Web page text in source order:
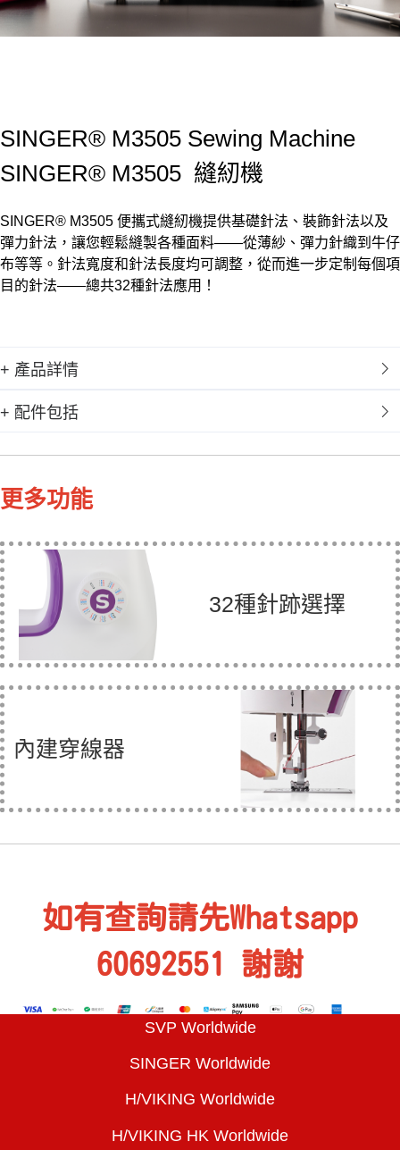
SINGER® M3505 Sewing Machine
SINGER® M3505 縫紉機
SINGER® M3505 便攜式縫紉機提供基礎針法、裝飾針法以及
彈力針法，讓您輕鬆縫製各種面料——從薄紗、彈力針織到牛仔
布等等。針法寬度和針法長度均可調整，從而進一步定制每個項
目的針法——總共32種針法應用！
+ 產品詳情
+ 配件包括
更多功能
32種針跡選擇
內建穿線器
如有查詢請先Whatsapp
60692551 謝謝
SVP Worldwide
SINGER Worldwide
H/VIKING Worldwide
H/VIKING HK Worldwide